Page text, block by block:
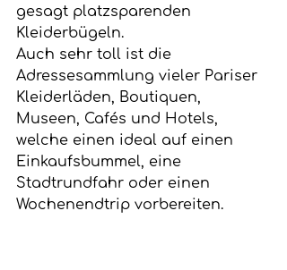
gesagt platzsparenden
Kleiderbügeln.
Auch sehr toll ist die
Adressesammlung vieler Pariser
Kleiderläden, Boutiquen,
Museen, Cafés und Hotels,
welche einen ideal auf einen
Einkaufsbummel, eine
Stadtrundfahr oder einen
Wochenendtrip vorbereiten.